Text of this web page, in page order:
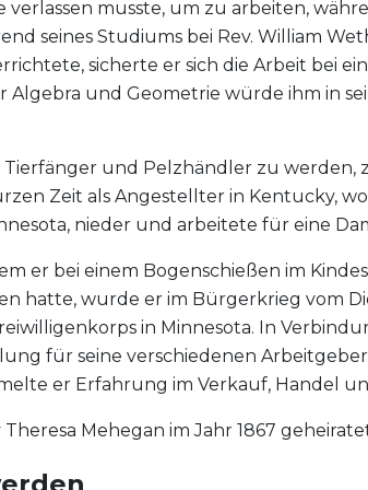
verlassen musste, um zu arbeiten,
seines Studiums bei Rev. William
sicherte er sich die Arbeit bei
Algebra und Geometrie würde ihm in
Tierfänger und Pelzhändler zu werden,
Zeit als Angestellter in Kentucky,
nieder und arbeitete für eine
er bei einem Bogenschießen im
hatte, wurde er im Bürgerkrieg vom
in Minnesota. In
für seine verschiedenen
er Erfahrung im Verkauf, Handel
Mehegan im Jahr 1867